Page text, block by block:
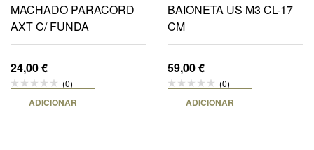
MACHADO PARACORD
AXT C/ FUNDA
24,00€
(0)
ADICIONAR
BAIONETA US M3 CL-17
CM
59,00€
(0)
ADICIONAR